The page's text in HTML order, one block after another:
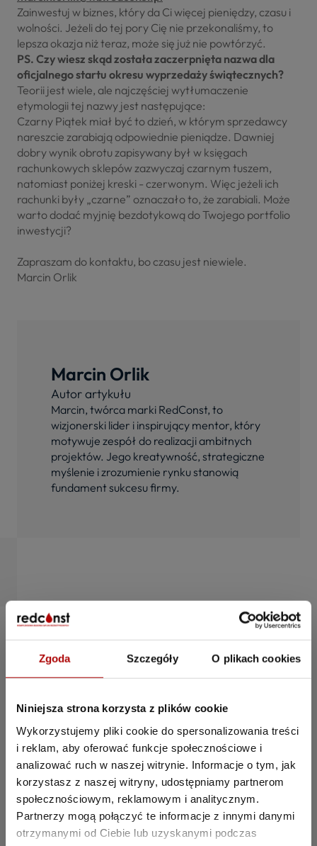
Zgoda Szczegóły O plikach cookies
Niniejsza strona korzysta z plików cookie
Wykorzystujemy pliki cookie do spersonalizowania treści
i reklam, aby oferować funkcje społecznościowe i
analizować ruch w naszej witrynie. Informacje o tym, jak
korzystasz z naszej witryny, udostępniamy partnerom
społecznościowym, reklamowym i analitycznym.
Partnerzy mogą połączyć te informacje z innymi danymi
otrzymanymi od Ciebie lub uzyskanymi podczas
Zainwestuj w biznes, który da Ci więcej pieniędzy, czasu i
wolności. Jeżeli do tej pory Cię nie przekonaliśmy, to
lepsza okazja niż teraz, może się już nie powtórzyć.
PS. Czy wiesz skąd została zaczerpnięta nazwa dla
oficjalnego startu okresu wyprzedaży świątecznych?
Teorii jest wiele, ale najczęściej wytłumaczenie
etymologii tej nazwy jest następujące:
Czarny Piątek miał być to dzień, w którym sprzedawcy
nareszcie zarabiają odpowiednie pieniądze. Dawniej
dobry wynik obrotu zapisywany był w księgach
rachunkowych sklepów zazwyczaj czarnym tuszem,
natomiast poniżej kreski - czerwonym. Więc jeżeli ich
rachunki były „czarne” oznaczało to, że zarabiali. Może
warto dodać myjnię bezdotykową do Twojego portfolio
inwestycji?
Zapraszam do kontaktu, bo czasu jest niewiele.
Marcin Orlik
Marcin Orlik
Autor artykułu
Marcin, twórca marki RedConst, to
wizjonerski lider i inspirujący mentor, który
motywuje zespół do realizacji ambitnych
projektów. Jego kreatywność, strategiczne
myślenie i zrozumienie rynku stanowią
fundament sukcesu firmy.